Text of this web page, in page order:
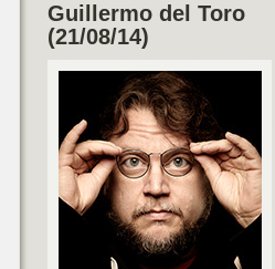
Guillermo del Toro
(21/08/14)